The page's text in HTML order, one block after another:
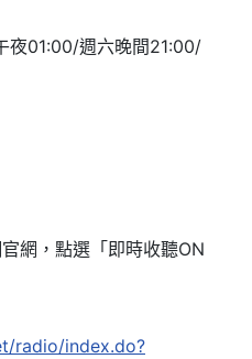
夜01:00/週六晚間21:00/
網，點選「即時收聽ON
radio/index.do?